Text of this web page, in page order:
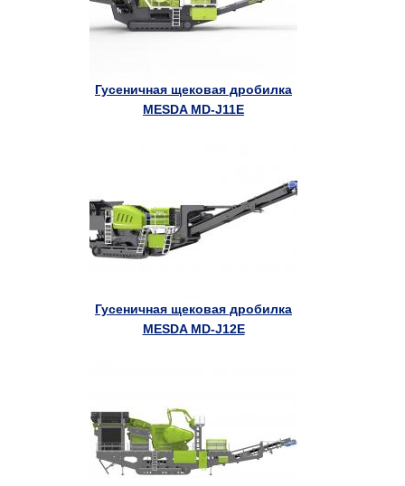
Гусеничная щековая дробилка
MESDA MD-J11E
Гусеничная щековая дробилка
MESDA MD-J12E